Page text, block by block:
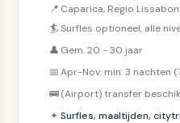
📍 Caparica, Regio Lissabon
🏄Surfles optioneel, alle
👤 Gem. 20 - 30 jaar
📅Apr-Nov: min. 3 nachten
🚌 (Airport) transfer
✦ Surfles, maaltijden,